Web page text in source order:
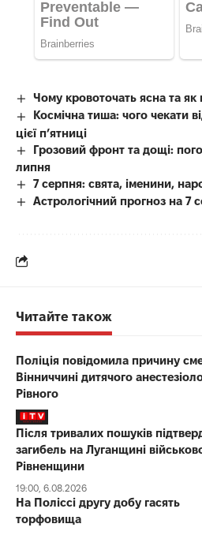
Чому кровоточать ясна та
Космічна тиша: чого чекати
цієї п’ятниці
Грозовий фронт та дощі:
липня
7 серпня: свята, іменини,
Астрологічний прогноз на 7
Читайте також
Поліція повідомила причину
Вінниччині дитячого
Рівного
Після тривалих пошуків
загибель на Луганщині
Рівненщини
19:00, 6.08.2026
На Поліссі другу добу гасять
торфовища